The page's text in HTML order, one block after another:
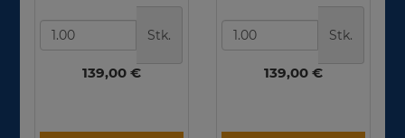
Stk.
139,00 €
Stk.
139,00 €